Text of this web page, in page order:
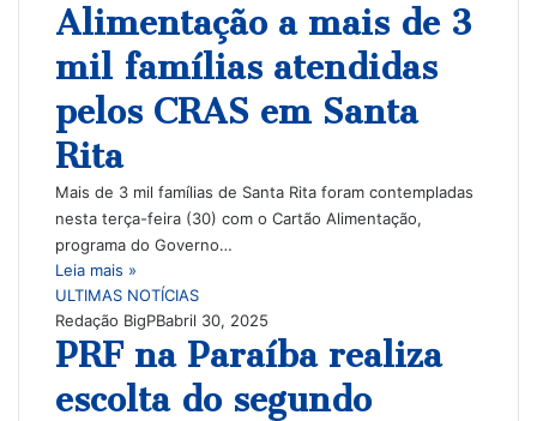
Alimentação a mais de 3
mil famílias atendidas
pelos CRAS em Santa
Rita
Mais de 3 mil famílias de Santa Rita foram contempladas
nesta terça-feira (30) com o Cartão Alimentação,
programa do Governo…
Leia mais »
ULTIMAS NOTÍCIAS
Redação BigPBabril 30, 2025
PRF na Paraíba realiza
escolta do segundo